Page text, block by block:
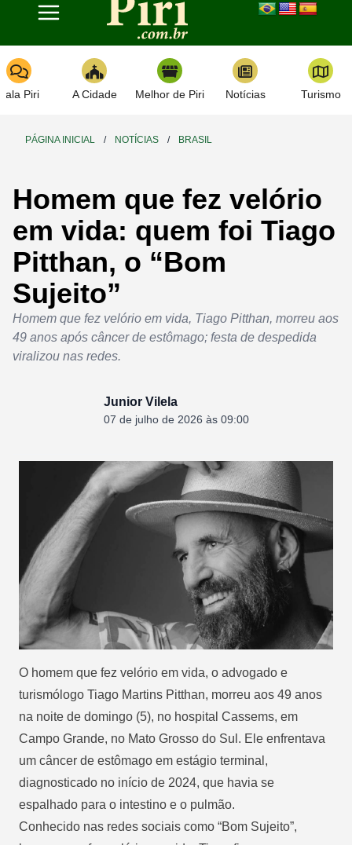
Toggle navigation
Piri A Cidade Melhor de Piri Notícias Turismo
PÁGINA INICIAL / NOTÍCIAS / BRASIL
Homem que fez velório
em vida: quem foi Tiago
Pitthan, o “Bom
Sujeito”
Homem que fez velório em vida, Tiago Pitthan, morreu aos
49 anos após câncer de estômago; festa de despedida
viralizou nas redes.
Junior Vilela
07 de julho de 2026 às 09:00
O homem que fez velório em vida, o advogado e
turismólogo Tiago Martins Pitthan, morreu aos 49 anos
na noite de domingo (5), no hospital Cassems, em
Campo Grande, no Mato Grosso do Sul. Ele enfrentava
um câncer de estômago em estágio terminal,
diagnosticado no início de 2024, que havia se
espalhado para o intestino e o pulmão.
Conhecido nas redes sociais como “Bom Sujeito”,